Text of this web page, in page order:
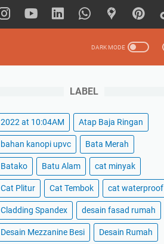
LABEL
2022 at 10:04AM Atap Baja Ringan
bahan kanopi upvc Bata Merah
Batako Batu Alam cat minyak
Cat Plitur Cat Tembok cat waterproof
Cladding Spandex desain fasad rumah
Desain Mezzanine Besi Desain Rumah